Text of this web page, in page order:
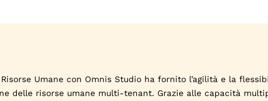
Risorse Umane con Omnis Studio ha fornito l’agilità e la
delle risorse umane multi-tenant. Grazie alle capacità